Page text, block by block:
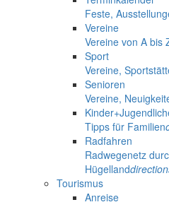
Feste,
Vereine
Vereine von A bis
Sport
Vereine,
Senioren
Vereine,
Tipps für Familien
Radfahren
Radwegenetz
Hügelland
Tourismus
Anreise